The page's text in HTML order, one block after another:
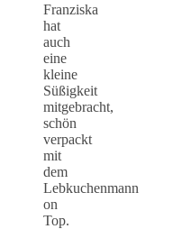
Franziska
hat
auch
eine
kleine
Süßigkeit
mitgebracht,
schön
verpackt
mit
dem
Lebkuchenmann
on
Top.